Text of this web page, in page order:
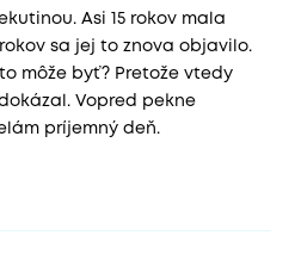
Asi 15 rokov mala
sa jej to znova objavilo.
môže byť? Pretože vtedy
Vopred pekne
príjemný deň.